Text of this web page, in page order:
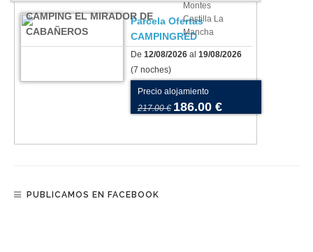
CAMPING EL MIRADOR DE
CABAÑEROS
Montes
Castilla La
Mancha
Parcela Ofertas
CAMPINGRED
De 12/08/2026 al 19/08/2026
(7 noches)
Precio alojamiento
217.00 € 186.00 €
PUBLICAMOS EN FACEBOOK